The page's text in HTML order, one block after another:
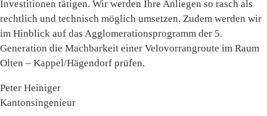
Investitionen tätigen. Wir werden Ihre Anliegen so rasch als
rechtlich und technisch möglich umsetzen. Zudem werden wir
im Hinblick auf das Agglomerationsprogramm der 5.
Generation die Machbarkeit einer Velovorrangroute im Raum
Olten – Kappel/Hägendorf prüfen.
Peter Heiniger
Kantonsingenieur